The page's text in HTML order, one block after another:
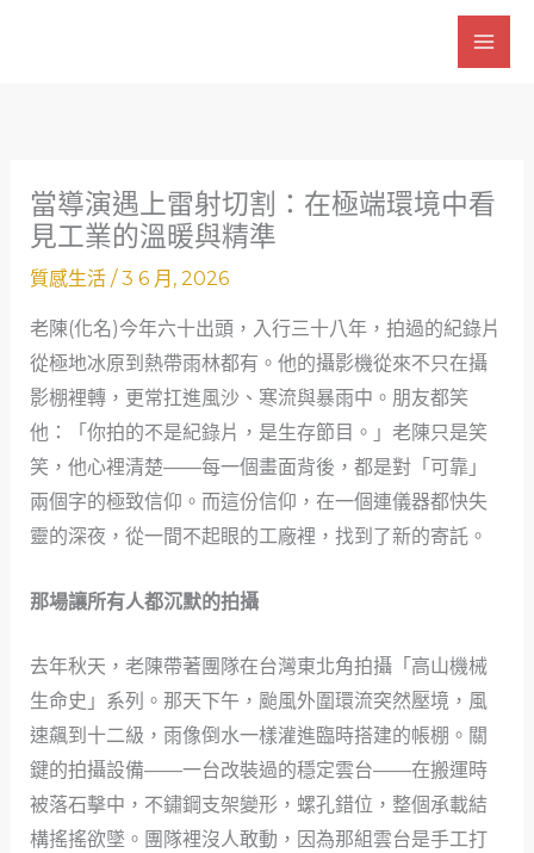
當導演遇上雷射切割：在極端環境中看
見工業的溫暖與精準
質感生活/3 6 月, 2026
老陳(化名)今年六十出頭，入行三十八年，拍過的紀錄片
從極地冰原到熱帶雨林都有。他的攝影機從來不只在攝
影棚裡轉，更常扛進風沙、寒流與暴雨中。朋友都笑
他：「你拍的不是紀錄片，是生存節目。」老陳只是笑
笑，他心裡清楚——每一個畫面背後，都是對「可靠」
兩個字的極致信仰。而這份信仰，在一個連儀器都快失
靈的深夜，從一間不起眼的工廠裡，找到了新的寄託。
那場讓所有人都沉默的拍攝
去年秋天，老陳帶著團隊在台灣東北角拍攝「高山機械
生命史」系列。那天下午，颱風外圍環流突然壓境，風
速飆到十二級，雨像倒水一樣灌進臨時搭建的帳棚。關
鍵的拍攝設備——一台改裝過的穩定雲台——在搬運時
被落石擊中，不鏽鋼支架變形，螺孔錯位，整個承載結
構搖搖欲墜。團隊裡沒人敢動，因為那組雲台是手工打